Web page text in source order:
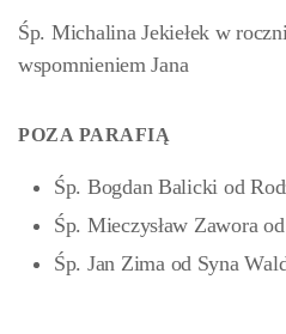
Śp. Michalina Jekiełek w
wspomnieniem Jana
POZA PARAFIĄ
Śp. Bogdan Balicki od
Śp. Mieczysław Zawora
Śp. Jan Zima od Syna